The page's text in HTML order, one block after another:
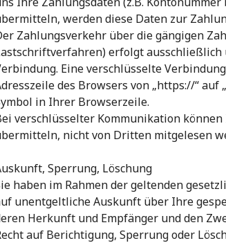
werden diese Daten zur
Zahlungsverkehr über die gängigen
erfolgt ausschließlich
Eine verschlüsselte
des Browsers von „https://“ auf
in Ihrer Browserzeile.
verschlüsselter Kommunikation
nicht von Dritten mitgelesen
Sperrung, Löschung
haben im Rahmen der geltenden
unentgeltliche Auskunft über Ihre
Herkunft und Empfänger und den
auf Berichtigung, Sperrung oder